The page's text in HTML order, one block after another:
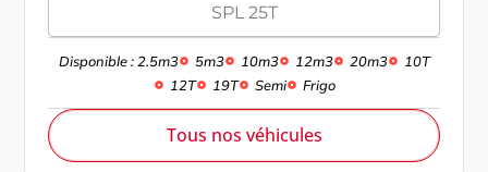
SPL 25T
Disponible : 2.5m3 5m3 10m3 12m3 20m3
10T
12T
19T Semi Frigo
Tous nos véhicules